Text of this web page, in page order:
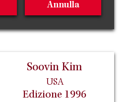
Soovin Kim
USA
Edizione 1996